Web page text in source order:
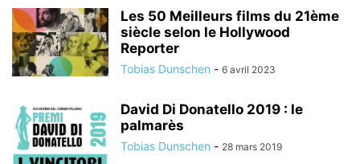
Les 50 Meilleurs films du 21ème
siècle selon le Hollywood
Reporter
Tobias Dunschen - 6 avril 2023
David Di Donatello 2019 : le
palmarès
Tobias Dunschen - 28 mars 2019